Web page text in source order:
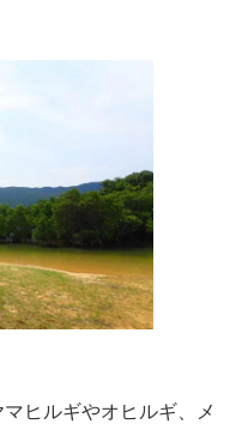
ヒルギやオヒルギ、メ